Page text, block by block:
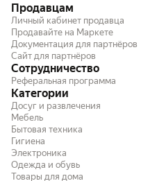
Продавцам
Личный кабинет продавца
Продавайте на Маркете
Документация для партнёров
Сайт для партнёров
Сотрудничество
Реферальная программа
Категории
Досуг и развлечения
Мебель
Бытовая техника
Гигиена
Электроника
Одежда и обувь
Товары для дома